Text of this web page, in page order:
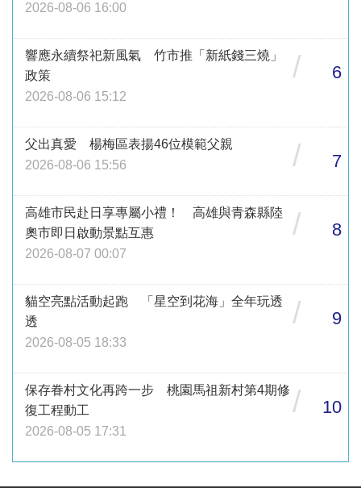
2026-08-06 16:00
響應永續祭祀新風氣 竹市推「新紙錢三燒」
政策
2026-08-06 15:12
/ 6
父出真愛 楊梅區表揚46位模範父親
2026-08-06 15:56
/ 7
高雄市民赴日享專屬小禮！ 高雄與青森縣陸
奧市即日啟動景點互惠
2026-08-07 00:07
/ 8
貓空亮點活動起跑 「星空到花海」全年玩透
透
2026-08-05 18:33
/ 9
保存眷村文化再跨一步 桃園馬祖新村第4期修
復工程動工
2026-08-05 17:31
/ 10